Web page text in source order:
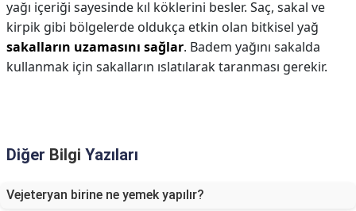
yağı içeriği sayesinde kıl köklerini besler. Saç, sakal ve
kirpik gibi bölgelerde oldukça etkin olan bitkisel yağ
sakalların uzamasını sağlar. Badem yağını sakalda
kullanmak için sakalların ıslatılarak taranması gerekir.
Diğer Bilgi Yazıları
Vejeteryan birine ne yemek yapılır?